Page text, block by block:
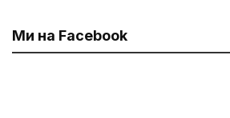
Ми на Facebook